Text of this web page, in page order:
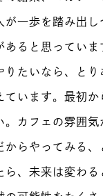
が一歩を踏み出し
あると思っていま
りたいなら、と
ています。最初か
。カフェの雰囲気
からやってみる
ら、未来は変わる